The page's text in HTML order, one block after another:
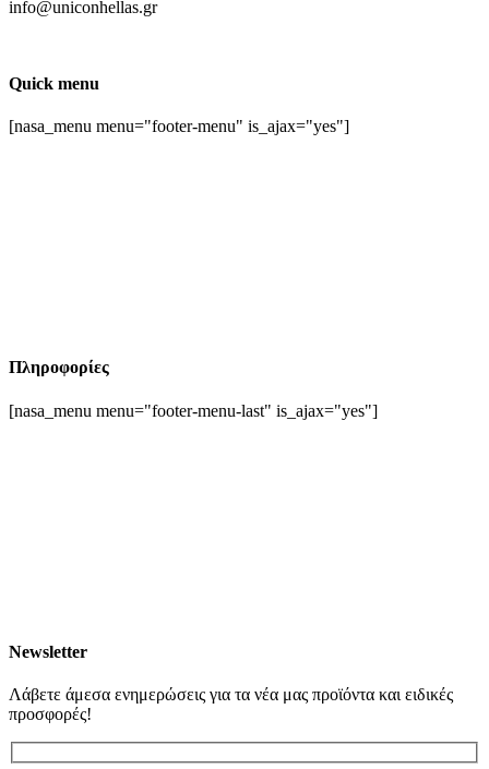
info@uniconhellas.gr
Quick menu
[nasa_menu menu="footer-menu" is_ajax="yes"]
Πληροφορίες
[nasa_menu menu="footer-menu-last" is_ajax="yes"]
Newsletter
Λάβετε άμεσα ενημερώσεις για τα νέα μας προϊόντα και ειδικές
προσφορές!